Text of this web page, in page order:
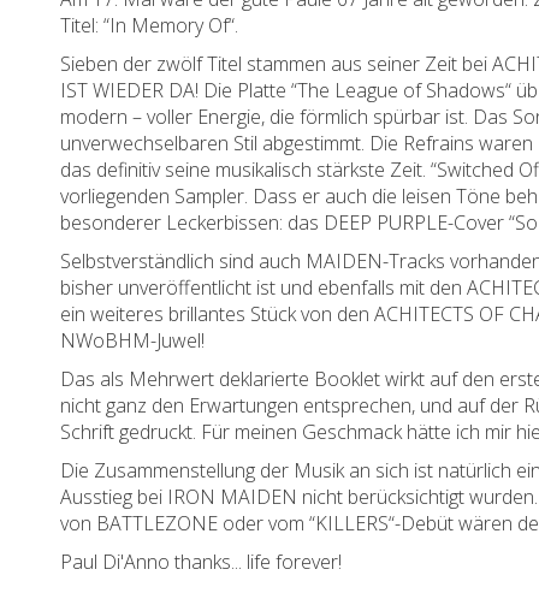
Titel: “In Memory Of“.
Sieben der zwölf Titel stammen aus seiner Zeit bei
IST WIEDER DA! Die Platte “The League of Shadows“
modern – voller Energie, die förmlich spürbar ist. Das
unverwechselbaren Stil abgestimmt. Die Refrains
das definitiv seine musikalisch stärkste Zeit. “Switched
vorliegenden Sampler. Dass er auch die leisen Töne
besonderer Leckerbissen: das DEEP PURPLE-Cover
Selbstverständlich sind auch MAIDEN-Tracks
bisher unveröffentlicht ist und ebenfalls mit den
ein weiteres brillantes Stück von den ACHITECTS OF
NWoBHM-Juwel!
Das als Mehrwert deklarierte Booklet wirkt auf den
nicht ganz den Erwartungen entsprechen, und auf der
Schrift gedruckt. Für meinen Geschmack hätte ich mir
Die Zusammenstellung der Musik an sich ist natürlich
Ausstieg bei IRON MAIDEN nicht berücksichtigt
von BATTLEZONE oder vom “KILLERS“-Debüt wären
Paul Di'Anno thanks... life forever!